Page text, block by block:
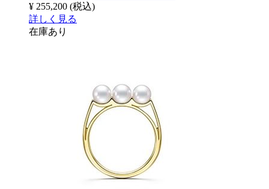
¥ 255,200 (税込)
詳しく見る
在庫あり